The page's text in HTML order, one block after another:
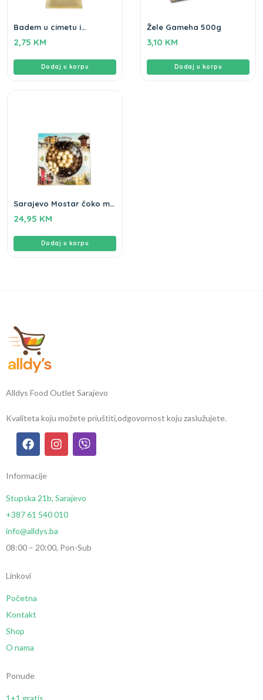
Badem u cimetu i
2,75 KM
Dodaj u korpu
Žele Gameha 500g
3,10 KM
Dodaj u korpu
Sarajevo Mostar čoko mix
24,95 KM
Dodaj u korpu
Alldys Food Outlet Sarajevo
Kvaliteta koju možete priuštiti,odgovornost koju zaslužujete.
Informacije
Stupska 21b, Sarajevo
+387 61 540 010
info@alldys.ba
08:00 – 20:00, Pon-Sub
Linkovi
Početna
Kontakt
Shop
O nama
Ponude